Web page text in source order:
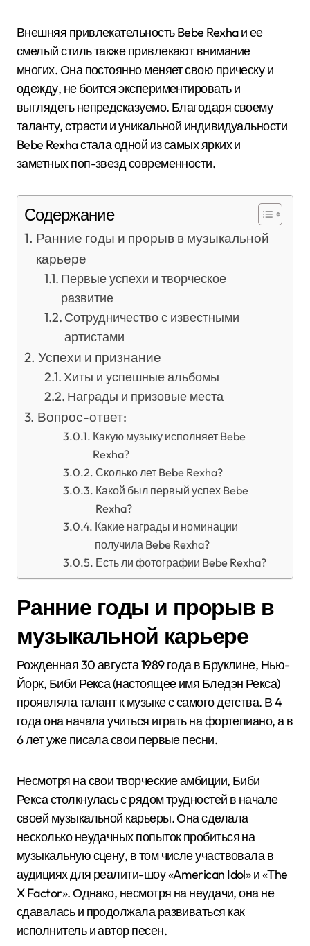
Внешняя привлекательность Bebe Rexha и ее
смелый стиль также привлекают внимание
многих. Она постоянно меняет свою прическу и
одежду, не боится экспериментировать и
выглядеть непредсказуемо. Благодаря своему
таланту, страсти и уникальной индивидуальности
Bebe Rexha стала одной из самых ярких и
заметных поп-звезд современности.
Содержание
Ранние годы и прорыв в музыкальной
карьере
Первые успехи и творческое
развитие
Сотрудничество с известными
артистами
Успехи и признание
Хиты и успешные альбомы
Награды и призовые места
Вопрос-ответ:
Какую музыку исполняет Bebe
Rexha?
Сколько лет Bebe Rexha?
Какой был первый успех Bebe
Rexha?
Какие награды и номинации
получила Bebe Rexha?
Есть ли фотографии Bebe Rexha?
Ранние годы и прорыв в
музыкальной карьере
Рожденная 30 августа 1989 года в Бруклине, Нью-
Йорк, Биби Рекса (настоящее имя Бледэн Рекса)
проявляла талант к музыке с самого детства. В 4
года она начала учиться играть на фортепиано, а в
6 лет уже писала свои первые песни.
Несмотря на свои творческие амбиции, Биби
Рекса столкнулась с рядом трудностей в начале
своей музыкальной карьеры. Она сделала
несколько неудачных попыток пробиться на
музыкальную сцену, в том числе участвовала в
аудициях для реалити-шоу «American Idol» и «The
X Factor». Однако, несмотря на неудачи, она не
сдавалась и продолжала развиваться как
исполнитель и автор песен.